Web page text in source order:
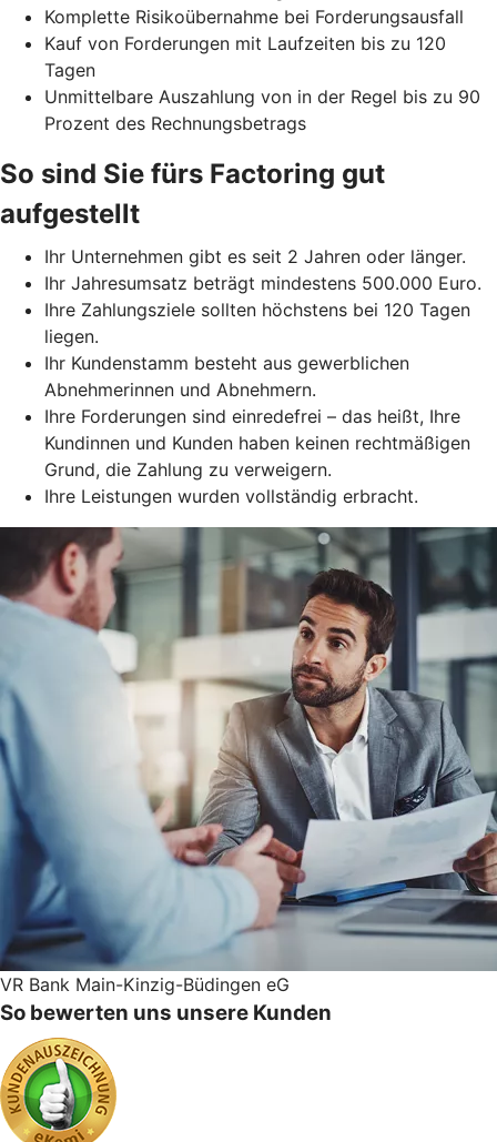
Komplette Risikoübernahme bei Forderungsausfall
Kauf von Forderungen mit Laufzeiten bis zu 120
Tagen
Unmittelbare Auszahlung von in der Regel bis zu 90
Prozent des Rechnungsbetrags
So sind Sie fürs Factoring gut
aufgestellt
Ihr Unternehmen gibt es seit 2 Jahren oder länger.
Ihr Jahresumsatz beträgt mindestens 500.000 Euro.
Ihre Zahlungsziele sollten höchstens bei 120 Tagen
liegen.
Ihr Kundenstamm besteht aus gewerblichen
Abnehmerinnen und Abnehmern.
Ihre Forderungen sind einredefrei – das heißt, Ihre
Kundinnen und Kunden haben keinen rechtmäßigen
Grund, die Zahlung zu verweigern.
Ihre Leistungen wurden vollständig erbracht.
VR Bank Main-Kinzig-Büdingen eG
So bewerten uns unsere Kunden